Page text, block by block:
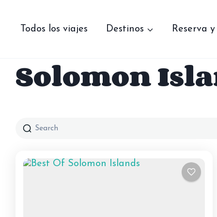
contenidoTodos los viajes Destinos Reserva
Solomon